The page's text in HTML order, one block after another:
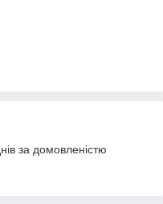
за домовленістю